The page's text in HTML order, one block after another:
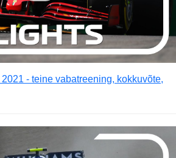
- teine vabatreening, kokkuvõte,